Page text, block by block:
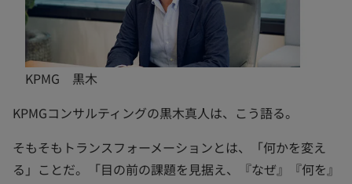
KPMG 黒木
KPMGコンサルティングの黒木真人は、こう語る。
そもそもトランスフォーメーションとは、「何かを変え
る」ことだ。「目の前の課題を見据え、『なぜ』『何を』